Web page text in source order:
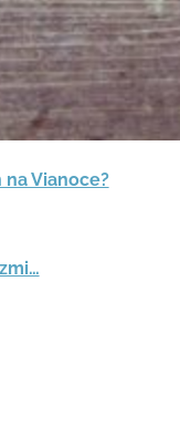
Vianoce?